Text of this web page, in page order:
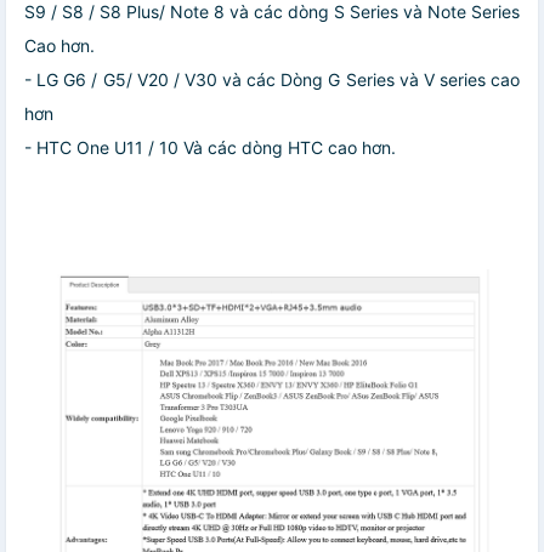
S9 / S8 / S8 Plus/ Note 8 và các dòng S Series và Note Series
Cao hơn.
- LG G6 / G5/ V20 / V30 và các Dòng G Series và V series cao
hơn
- HTC One U11 / 10 Và các dòng HTC cao hơn.